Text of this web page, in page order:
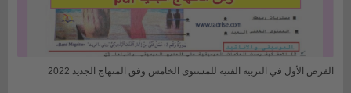
الفرض الأول في التربية الفنية للمستوى الخامس وفق المنهاج الجديد 2022